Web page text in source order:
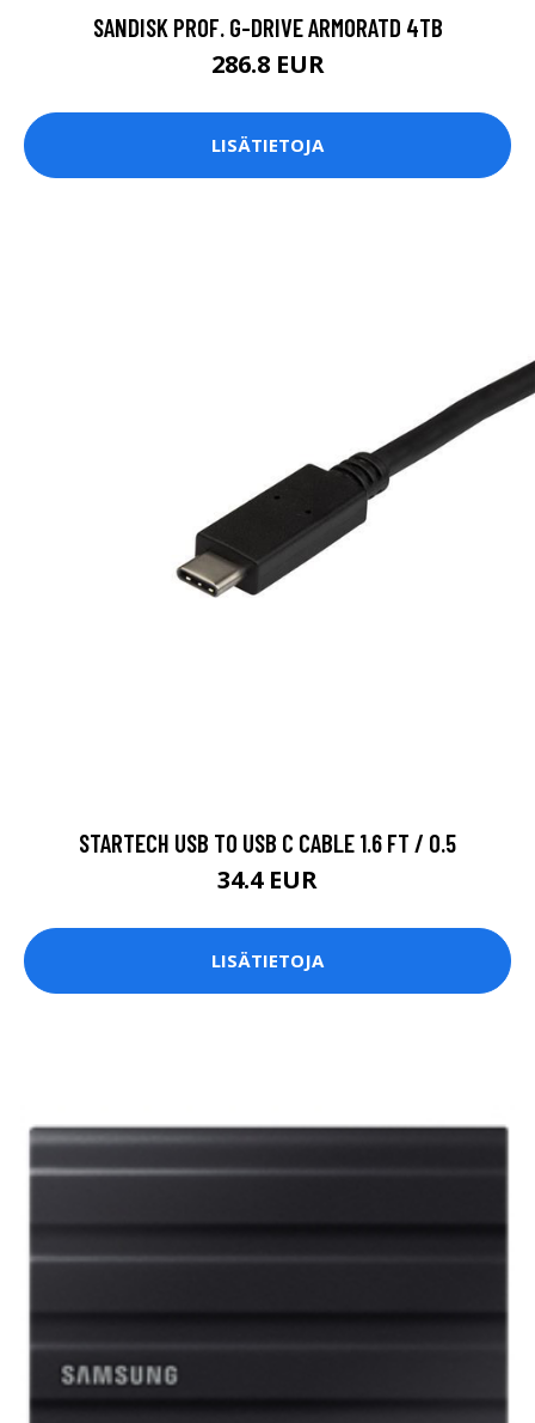
SANDISK PROF. G-DRIVE ARMORATD 4TB
286.8 EUR
LISÄTIETOJA
STARTECH USB TO USB C CABLE 1.6 FT / 0.5
34.4 EUR
LISÄTIETOJA